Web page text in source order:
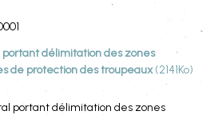
délimitation des zones
de protection des troupeaux(2141Ko)
portant délimitation des zones